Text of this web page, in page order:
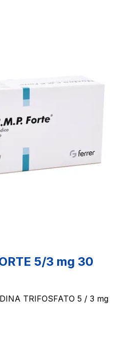
5/3 mg 30
TRIFOSFATO 5 / 3 mg